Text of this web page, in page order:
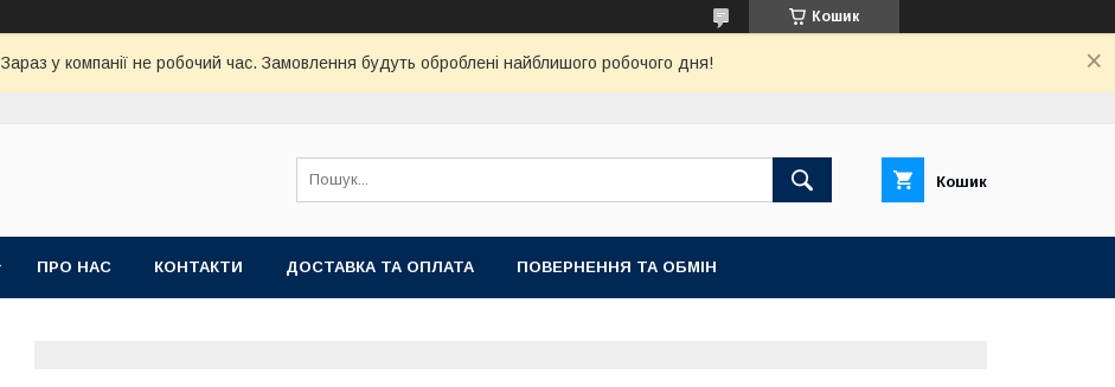
Кошик
Зараз у компанії не робочий час. Замовлення будуть оброблені найблишого робочого дня!
Кошик
ПРО НАС КОНТАКТИ ДОСТАВКА ТА ОПЛАТА ПОВЕРНЕННЯ ТА ОБМІН